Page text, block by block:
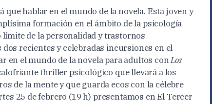
que hablar en el mundo de la novela. Esta joven y
formación en el ámbito de la psicología
de la personalidad y trastornos
recientes y celebradas incursiones en el
en el mundo de la novela para adultos conLos
thriller psicológico que llevará a los
de la mente y que guarda ecos con la célebre
25 de febrero (19 h) presentamos en El Tercer